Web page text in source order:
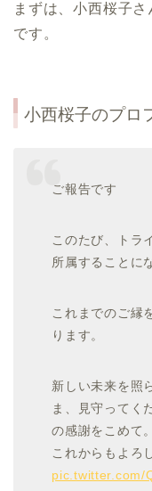
まずは、小西桜子
です。
小西桜子のプロ
ご報告です
このたび、トラ
所属することに
これまでのご縁
ります。
新しい未来を照
ま、見守ってく
の感謝をこめて。
これからもよろ
pic.twitter.com/